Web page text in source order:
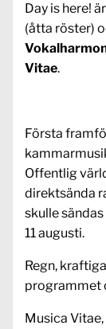
Day is here!
(åtta röster)
Vitae.
Första
Offentlig
direktsända
skulle
11 augusti.
Regn,
programmet
Musica